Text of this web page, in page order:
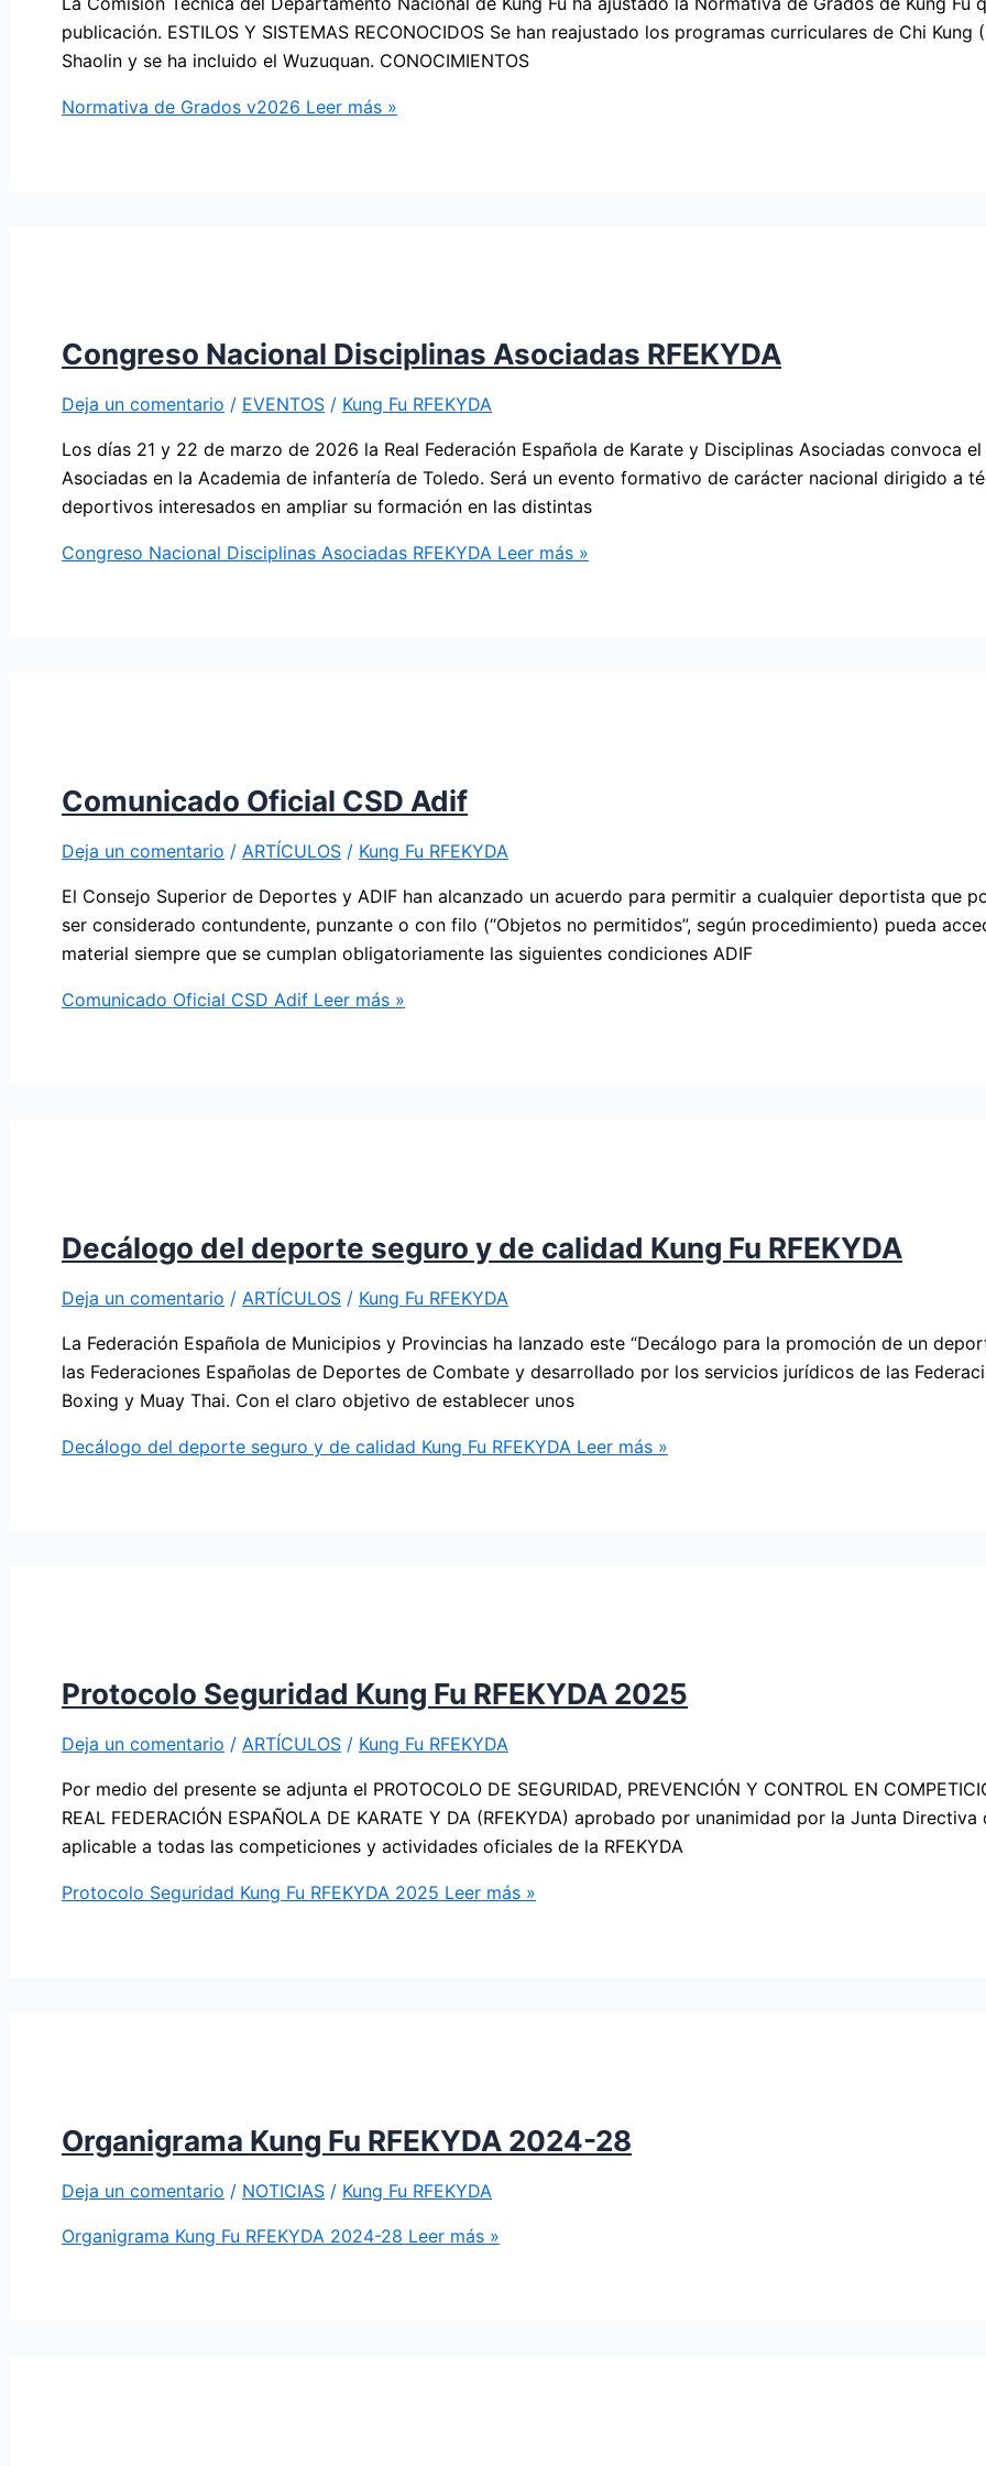
publicación. ESTILOS Y SISTEMAS RECONOCIDOS Se han reajustado los programas curriculares de Chi Kung
Shaolin y se ha incluido el Wuzuquan. CONOCIMIENTOS
Normativa de Grados v2026 Leer más »
Congreso Nacional Disciplinas Asociadas RFEKYDA
Deja un comentario / EVENTOS / Kung Fu RFEKYDA
Los días 21 y 22 de marzo de 2026 la Real Federación Española de Karate y Disciplinas Asociadas convoca
Asociadas en la Academia de infantería de Toledo. Será un evento formativo de carácter nacional dirigido a
deportivos interesados en ampliar su formación en las distintas
Congreso Nacional Disciplinas Asociadas RFEKYDA Leer más »
Comunicado Oficial CSD Adif
Deja un comentario / ARTÍCULOS / Kung Fu RFEKYDA
El Consejo Superior de Deportes y ADIF han alcanzado un acuerdo para permitir a cualquier deportista que
ser considerado contundente, punzante o con filo (“Objetos no permitidos”, según procedimiento) pueda
material siempre que se cumplan obligatoriamente las siguientes condiciones ADIF
Comunicado Oficial CSD Adif Leer más »
Decálogo del deporte seguro y de calidad Kung Fu RFEKYDA
Deja un comentario / ARTÍCULOS / Kung Fu RFEKYDA
La Federación Española de Municipios y Provincias ha lanzado este “Decálogo para la promoción de un
las Federaciones Españolas de Deportes de Combate y desarrollado por los servicios jurídicos de las
Boxing y Muay Thai. Con el claro objetivo de establecer unos
Decálogo del deporte seguro y de calidad Kung Fu RFEKYDA Leer más »
Protocolo Seguridad Kung Fu RFEKYDA 2025
Deja un comentario / ARTÍCULOS / Kung Fu RFEKYDA
Por medio del presente se adjunta el PROTOCOLO DE SEGURIDAD, PREVENCIÓN Y CONTROL EN
REAL FEDERACIÓN ESPAÑOLA DE KARATE Y DA (RFEKYDA) aprobado por unanimidad por la Junta
aplicable a todas las competiciones y actividades oficiales de la RFEKYDA
Protocolo Seguridad Kung Fu RFEKYDA 2025 Leer más »
Organigrama Kung Fu RFEKYDA 2024-28
Deja un comentario / NOTICIAS / Kung Fu RFEKYDA
Organigrama Kung Fu RFEKYDA 2024-28 Leer más »